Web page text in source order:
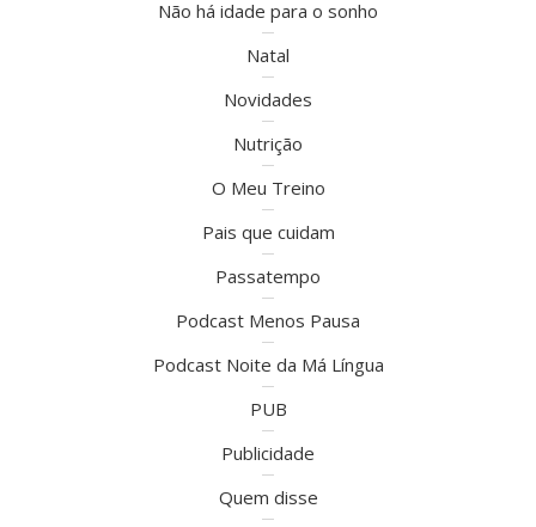
Não há idade para o sonho
Natal
Novidades
Nutrição
O Meu Treino
Pais que cuidam
Passatempo
Podcast Menos Pausa
Podcast Noite da Má Língua
PUB
Publicidade
Quem disse